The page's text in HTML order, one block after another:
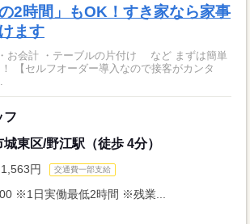
の2時間」もOK！すき家なら家事
ます
お会計 ・テーブルの片付け など まずは簡単
タ
フ
東区/野江駅（徒歩 4分）
円 交通費一部支給
※1日実働最低2時間 ※残業...